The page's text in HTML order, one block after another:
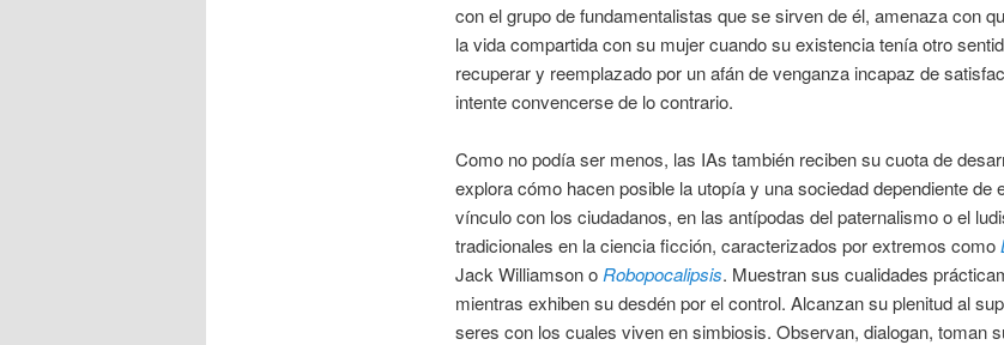
con el grupo de fundamentalistas que se sirven de él, amenaza con
la vida compartida con su mujer cuando su existencia tenía otro
recuperar y reemplazado por un afán de venganza incapaz de
intente convencerse de lo contrario.
Como no podía ser menos, las IAs también reciben su cuota de
explora cómo hacen posible la utopía y una sociedad dependiente de
vínculo con los ciudadanos, en las antípodas del paternalismo o el
tradicionales en la ciencia ficción, caracterizados por extremos como
Jack Williamson o Robopocalipsis. Muestran sus cualidades
mientras exhiben su desdén por el control. Alcanzan su plenitud al
seres con los cuales viven en simbiosis. Observan, dialogan, toman